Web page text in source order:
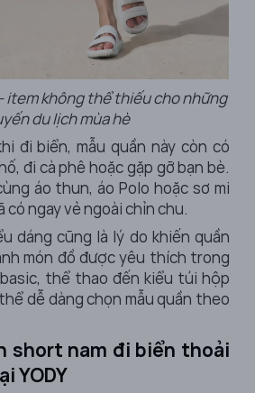
item không thể thiếu cho những
du lịch mùa hè
đi biển, mẫu quần này còn có
đi cà phê hoặc gặp gỡ bạn bè.
áo thun, áo Polo hoặc sơ mi
có ngay vẻ ngoài chỉn chu.
dáng cũng là lý do khiến quần
món đồ được yêu thích trong
thể thao đến kiểu túi hộp
dễ dàng chọn mẫu quần theo
short nam đi biển thoải
YODY